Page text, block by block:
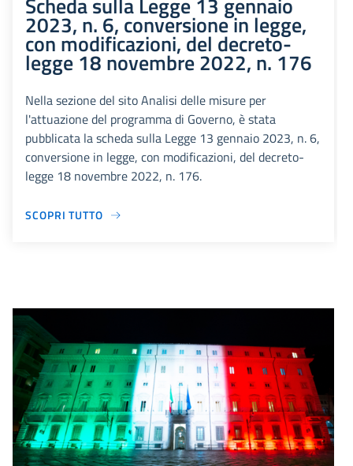
2023, n. 6, conversione in legge,
con modificazioni, del decreto-
legge 18 novembre 2022, n. 176
Nella sezione del sito Analisi delle misure per
l'attuazione del programma di Governo, è stata
pubblicata la scheda sulla Legge 13 gennaio 2023, n. 6,
conversione in legge, con modificazioni, del decreto-
legge 18 novembre 2022, n. 176.
SCOPRI TUTTO